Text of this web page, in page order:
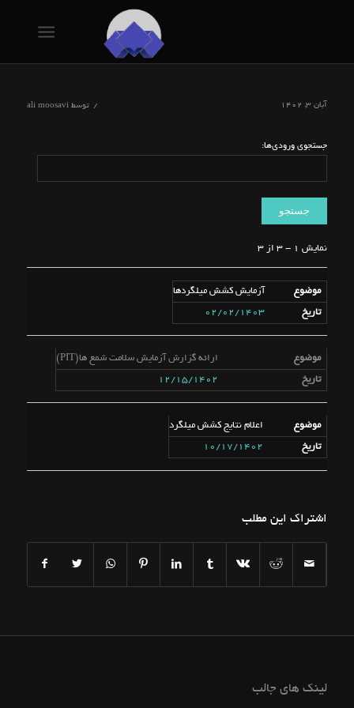
آبان ۳, ۱۴۰۲ / توسطali moosavi
جستجوی ورودی‌ها:
نمایش 1 - 3 از 3
آزمایش کشش میلگردها
02/02/1403
ارائه گزارش آزمایش سلامت شمع ها(PIT)
12/15/1402
اعلام نتایج کشش میلگرد
10/17/1402
اشتراک این مطلب
لینک های جالب